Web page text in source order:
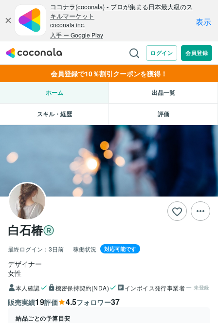
会員登録で10％割引クーポンを獲得！
ホーム 出品一覧
スキル・経歴 評価
白石椿
最終ログイン： 3日前 稼働状況 対応可能です
デザイナー
女性
本人確認 機密保持契約(NDA) インボイス発行事業者 未登録
販売実績19評価 4.5フォロワー37
納品ごとの予算目安